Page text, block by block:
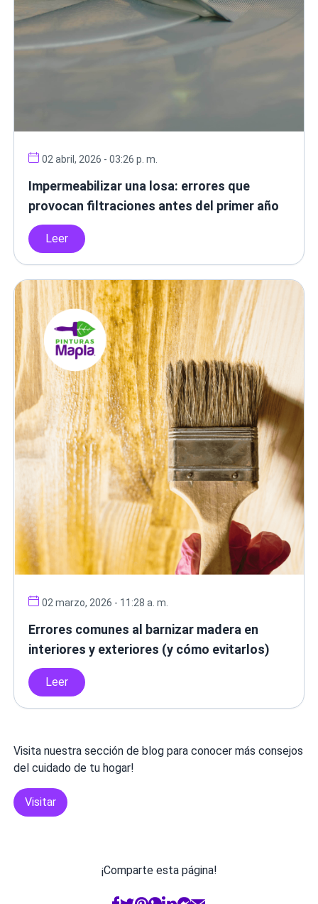
02 abril, 2026 - 03:26 p. m.
Impermeabilizar una losa: errores que
provocan filtraciones antes del primer año
Leer
02 marzo, 2026 - 11:28 a. m.
Errores comunes al barnizar madera en
interiores y exteriores (y cómo evitarlos)
Leer
Visita nuestra sección de blog para conocer más consejos
del cuidado de tu hogar!
Visitar
¡Comparte esta página!